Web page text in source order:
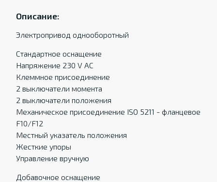
Описание:
Электропривод однооборотный
Стандартное оснащение
Напряжение 230 V AC
Клеммное присоединение
2 выключатели момента
2 выключатели положения
Механическое присоединение ISO 5211 - фланцевое
F10/F12
Местный указатель положения
Жесткие упоры
Управление вручную
Добавочное оснащение